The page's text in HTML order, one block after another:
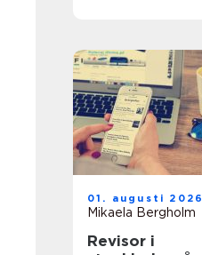
vuxna
01. augusti 2026
Mikaela Bergholm
Revisor i